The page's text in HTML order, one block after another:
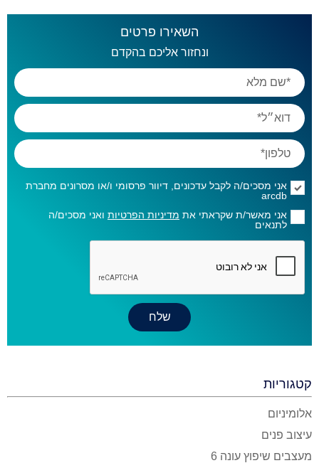
השאירו פרטים
ונחזור אליכם בהקדם
אני מסכים/ה לקבל עדכונים, דיוור פרסומי ו/או מסרונים מחברת
arcdb
אני מאשר/ת שקראתי את מדיניות הפרטיות ואני מסכים/ה
לתנאים
קטגוריות
אלומיניום
עיצוב פנים
מעצבים שיפוץ עונה 6